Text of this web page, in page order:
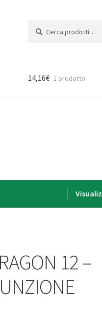
14,16€ 1 prodotto
12 –